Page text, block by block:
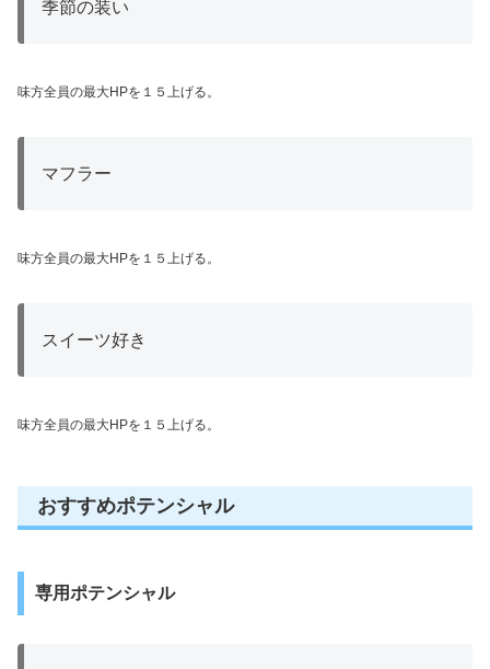
季節の装い
味方全員の最大HPを１５上げる。
マフラー
味方全員の最大HPを１５上げる。
スイーツ好き
味方全員の最大HPを１５上げる。
おすすめポテンシャル
専用ポテンシャル